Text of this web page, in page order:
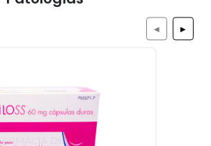
◀ ▶